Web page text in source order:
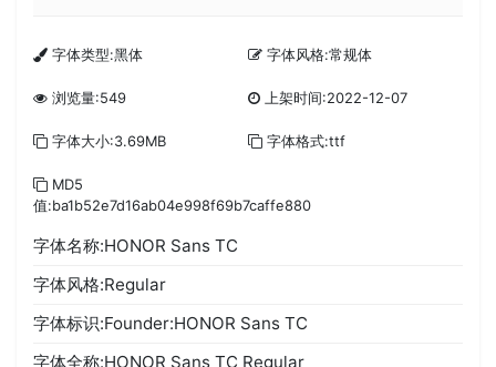
字体类型:黑体 字体风格:常规体
浏览量:549 上架时间:2022-12-07
字体大小:3.69MB 字体格式:ttf
MD5
值:ba1b52e7d16ab04e998f69b7caffe880
字体名称:HONOR Sans TC
字体风格:Regular
字体标识:Founder:HONOR Sans TC
字体全称:HONOR Sans TC Regular